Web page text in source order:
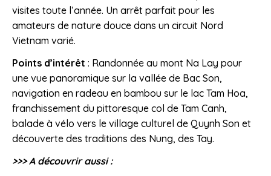
visites toute l’année. Un arrêt parfait pour les
amateurs de nature douce dans un circuit Nord
Vietnam varié.
Points d’intérêt : Randonnée au mont Na Lay pour
une vue panoramique sur la vallée de Bac Son,
navigation en radeau en bambou sur le lac Tam Hoa,
franchissement du pittoresque col de Tam Canh,
balade à vélo vers le village culturel de Quynh Son et
découverte des traditions des Nung, des Tay.
>>> A découvrir aussi :